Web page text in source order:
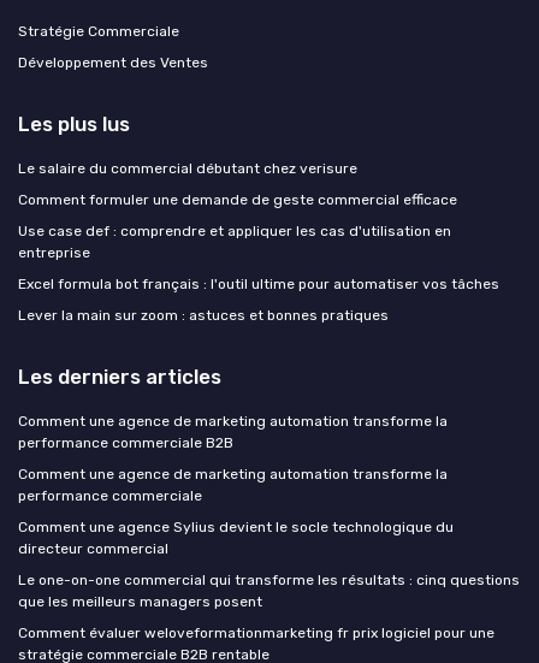
Stratégie Commerciale
Développement des Ventes
Les plus lus
Le salaire du commercial débutant chez verisure
Comment formuler une demande de geste commercial efficace
Use case def : comprendre et appliquer les cas d'utilisation en
entreprise
Excel formula bot français : l'outil ultime pour automatiser vos tâches
Lever la main sur zoom : astuces et bonnes pratiques
Les derniers articles
Comment une agence de marketing automation transforme la
performance commerciale B2B
Comment une agence de marketing automation transforme la
performance commerciale
Comment une agence Sylius devient le socle technologique du
directeur commercial
Le one-on-one commercial qui transforme les résultats : cinq questions
que les meilleurs managers posent
Comment évaluer weloveformationmarketing fr prix logiciel pour une
stratégie commerciale B2B rentable